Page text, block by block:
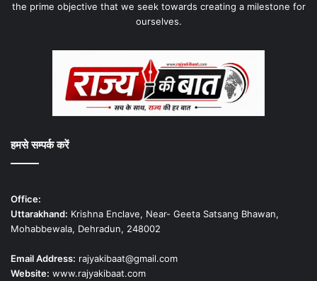
the prime objective that we seek towards creating a milestone for
ourselves.
हमसे सम्पर्क करें
Office:
Uttarakhand: Krishna Enclave, Near- Geeta Satsang Bhawan,
Mohabbewala, Dehradun, 248002
Email Address: rajyakibaat@gmail.com
Website: www.rajyakibaat.com